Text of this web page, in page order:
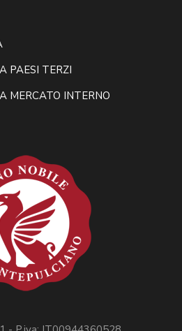
PAESI TERZI
MERCATO INTERNO